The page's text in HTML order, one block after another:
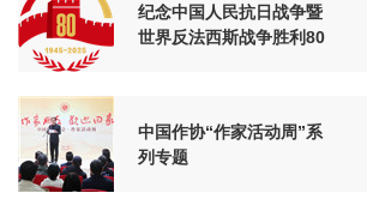
纪念中国人民抗日战争暨
世界反法西斯战争胜利80
中国作协“作家活动周”系
列专题